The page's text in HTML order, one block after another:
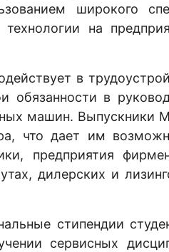
широкого
на
в
обязанности в
машин. Выпускники
что дает им
предприятия
дилерских и
стипендии
сервисных